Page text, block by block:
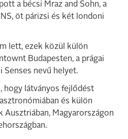
a bécsi Mraz and Sohn, a
öt párizsi és két londoni
lett, ezek közül külön
Budapesten, a prágai
Senses nevű helyet.
hogy látványos fejlődést
és külön
Ausztriában, Magyarországon